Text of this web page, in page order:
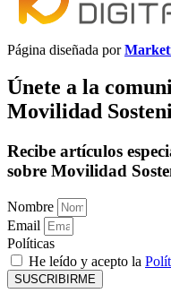
Página diseñada por
Únete a la
Movilidad
Recibe artículos
sobre Movilidad
Nombre
Email
Políticas
He leído y acepto la
SUSCRIBIRME